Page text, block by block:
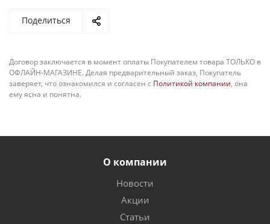
Поделиться
Договор заключается в момент оплаты Покупателем товара ТОЛЬКО в
ОФЛАЙН-МАГАЗИНЕ. Делая предварительный заказ, Покупатель
заверяет, что ознакомился и согласен с Политикой компании, она
ему ясна и понятна.
О компании
Новости
Акции
Статьи